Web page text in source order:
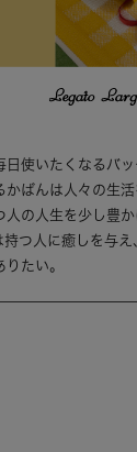
日使いたくなるバッ
かばんは人々の生
人の人生を少し豊か
つ人に癒しを与
たい。